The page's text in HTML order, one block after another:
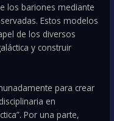
los bariones mediante
Estos modelos
de los diversos
y construir
para crear
en
Por una parte,